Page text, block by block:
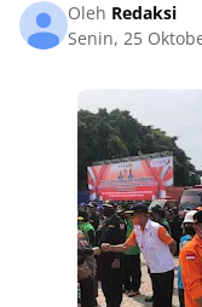
Oleh Redaksi
Senin, 25